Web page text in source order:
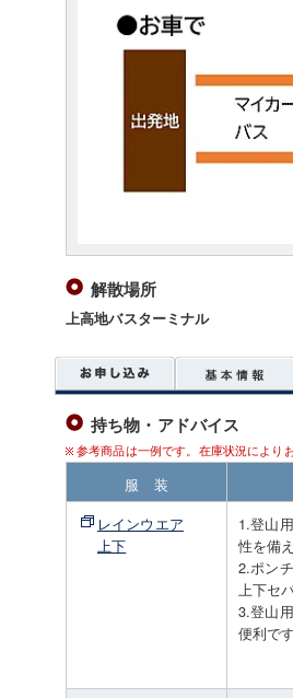
解散場所
上高地バスターミナル
持ち物・アドバイス
参考商品は一例です。在庫状況により
服 装
レインウエア
上下
1.登山
性を備
2.ポン
上下セ
3.登山
便利です